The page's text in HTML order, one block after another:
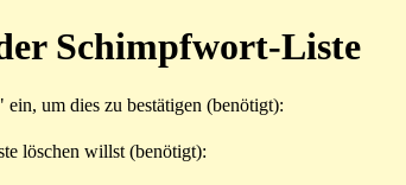
Schimpfwort-Liste
ein, um dies zu bestätigen (benötigt):
löschen willst (benötigt):